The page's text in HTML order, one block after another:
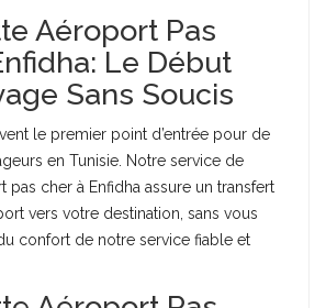
Aéroport Pas
Le Début
Sans Soucis
le premier point d’entrée pour de
en Tunisie. Notre service de
pas cher à Enfidha assure un transfert
vers votre destination, sans vous
confort de notre service fiable et